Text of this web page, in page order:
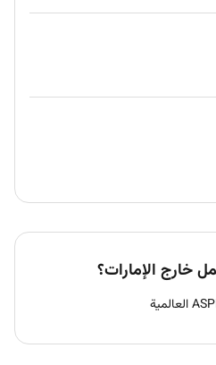
الإمارات؟